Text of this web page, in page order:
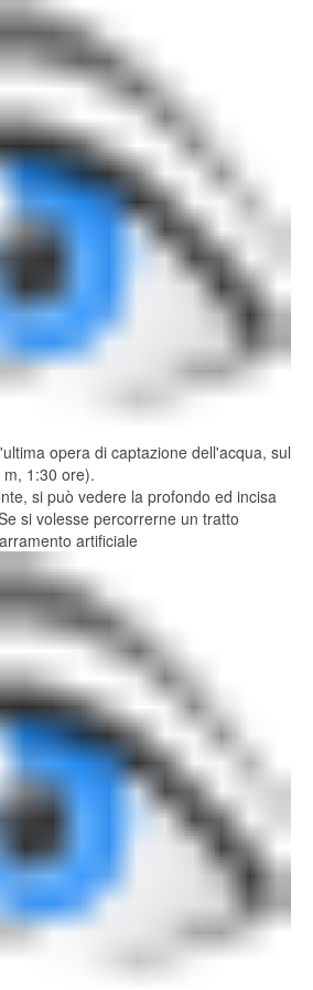
opera di captazione dell'acqua, sul
1:30 ore).
si può vedere la profondo ed incisa
si volesse percorrerne un tratto
artificiale